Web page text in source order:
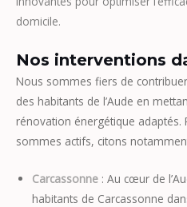
domicile.
Nos interventions
Nous sommes fiers de
des habitants de l’Aude en
rénovation énergétique adaptés.
sommes actifs, citons
Carcassonne : Au cœur de
habitants de Carcassonne